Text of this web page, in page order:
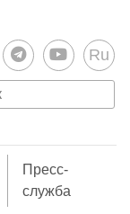
Ru
Пресс-
служба